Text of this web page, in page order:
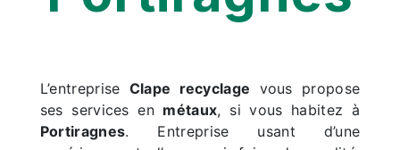
L’entreprise Clape recyclage vous propose
ses services en métaux, si vous habitez à
Portiragnes. Entreprise usant d’une